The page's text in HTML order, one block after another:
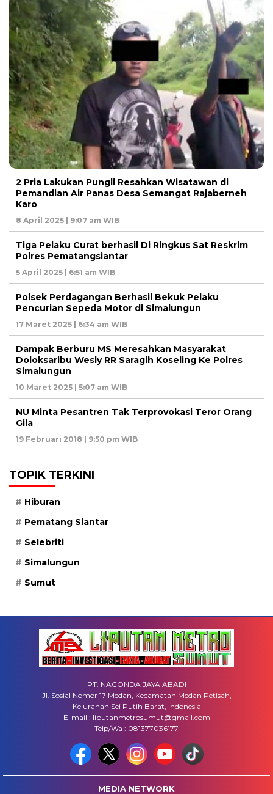
2 Pria Lakukan Pungli Resahkan Wisatawan di
Pemandian Air Panas Desa Semangat Rajaberneh
Karo
8 April 2025 | 9:07 am WIB
Tiga Pelaku Curat berhasil Di Ringkus Sat Reskrim
Polres Pematangsiantar
5 April 2025 | 6:51 am WIB
Polsek Perdagangan Berhasil Bekuk Pelaku
Pencurian Sepeda Motor di Simalungun
17 Maret 2025 | 6:34 am WIB
Dampak Berburu MS Meresahkan Masyarakat
Doloksaribu Wesly RR Saragih Koseling Ke Polres
Simalungun
10 Maret 2025 | 5:07 am WIB
NU Minta Pesantren Tak Terprovokasi Teror Orang
Gila
19 Februari 2018 | 9:50 pm WIB
TOPIK TERKINI
Hiburan
Pematang Siantar
Selebriti
Simalungun
Sumut
PT. NACONDA JAYA ABADI
Jl. Sosial Nomor 17 Medan, Kecamatan Medan Petisah,
Kelurahan Sei Putih Barat, Indonesia
E-mail : liputanmetrosumut@gmail.com
Telp/Wa : 081377036177
MEDIA NETWORK